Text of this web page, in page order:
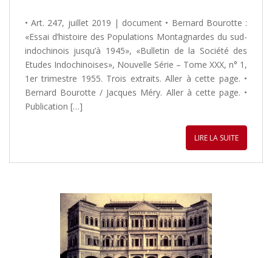
• Art. 247, juillet 2019 | document • Bernard Bourotte :
«Essai d’histoire des Populations Montagnardes du sud-
indochinois jusqu’à 1945», «Bulletin de la Société des
Etudes Indochinoises», Nouvelle Série – Tome XXX, n° 1,
1er trimestre 1955. Trois extraits. Aller à cette page. •
Bernard Bourotte / Jacques Méry. Aller à cette page. •
Publication […]
LIRE LA SUITE